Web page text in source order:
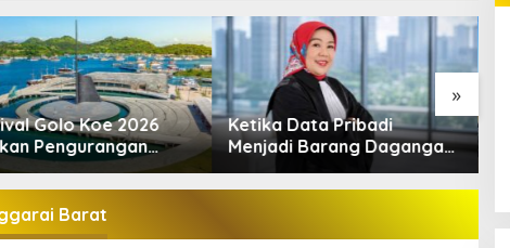
»
Data Pribadi
Barang Dagangan:
Perlindungan
dalam KUHP Baru,
Data
dan UU ITE
Pilkades Siru 2026: Adat
dan Persaudaraan Jadi
Pesan di Tengah Kontestasi
Barat
Adat dan
Pesan di
232 Ribu Wisatawan Gunakan
Transportasi Laut di Labuan Bajo,
DPR Minta Keselamatan Jadi
Prioritas